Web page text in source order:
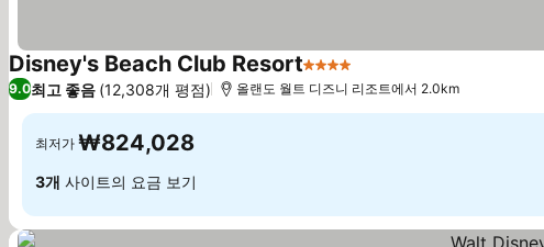
Disney's Beach Club Resort4 성급
9.0최고 좋음 (12,308개 평점) 올랜도 월트 디즈니 리조트에서 2.0km
최저가 ₩824,028
3개 사이트의 요금 보기